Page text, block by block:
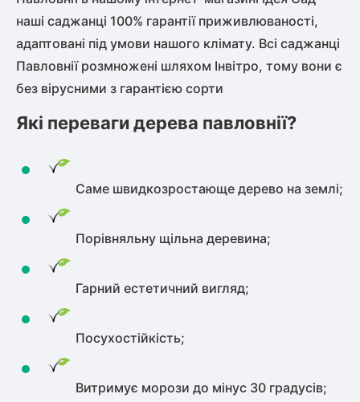
наші саджанці 100% гарантії приживлюваності,
адаптовані під умови нашого клімату. Всі саджанці
Павловнії розмножені шляхом Інвітро, тому вони є
без вірусними з гарантією сорти
Які переваги дерева павловнії?
Саме швидкозростающе дерево на землі;
Порівняльну щільна деревина;
Гарний естетичний вигляд;
Посухостійкість;
Витримує морози до мінус 30 градусів;